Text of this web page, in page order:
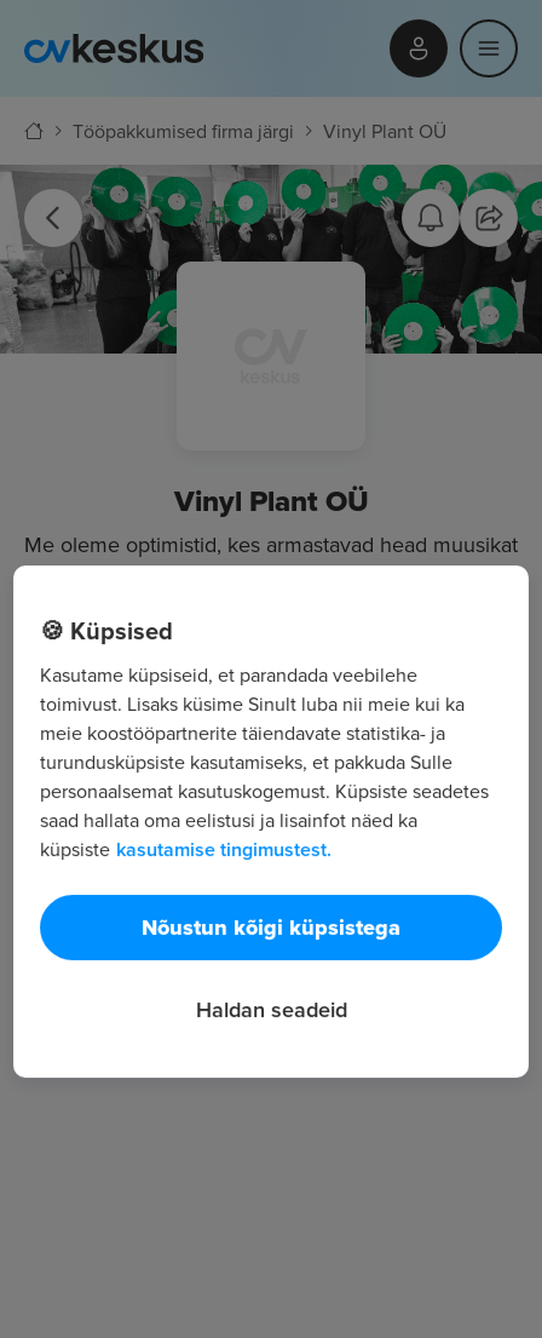
Tööpakkumised firma järgi Vinyl Plant OÜ
Vinyl Plant OÜ
Me oleme optimistid, kes armastavad head muusikat
Kanarbiku 1, Soinaste küla, Kambja vald,
Harjumaa
Tööstus ja tootmine
Kõik tööpakkumised
Tööpakkuja tutvustus
Töötajate arv
🍪 Küpsised
Kasutame küpsiseid, et parandada veebilehe
toimivust. Lisaks küsime Sinult luba nii meie kui ka
meie koostööpartnerite täiendavate statistika- ja
turundusküpsiste kasutamiseks, et pakkuda Sulle
personaalsemat kasutuskogemust. Küpsiste seadetes
saad hallata oma eelistusi ja lisainfot näed ka
küpsiste kasutamise tingimustest.
Nõustun kõigi küpsistega
Haldan seadeid